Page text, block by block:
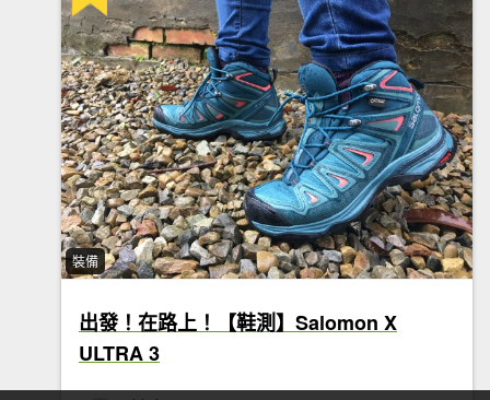
裝備
出發！在路上！【鞋測】Salomon X
ULTRA 3